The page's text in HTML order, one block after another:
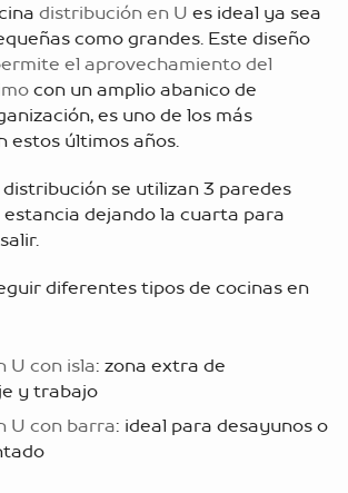
distribución en U es ideal ya sea
como grandes. Este diseño
ermite el aprovechamiento del
con un amplio abanico de
es uno de los más
estos últimos años.
se utilizan 3 paredes
dejando la cuarta para
diferentes tipos de cocinas en
U con isla: zona extra de
y trabajo
U con barra: ideal para desayunos o